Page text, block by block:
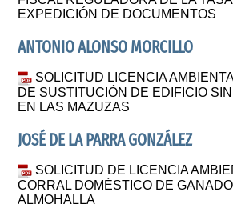
EXPEDICIÓN DE DOCUMENTOS
ANTONIO ALONSO MORCILLO
SOLICITUD LICENCIA
DE SUSTITUCIÓN DE EDIFICIO
EN LAS MAZUZAS
JOSÉ DE LA PARRA GONZÁLEZ
SOLICITUD DE LICENCIA
CORRAL DOMÉSTICO DE
ALMOHALLA